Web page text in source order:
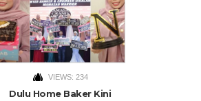
VIEWS: 234
Dulu Home Baker Kini